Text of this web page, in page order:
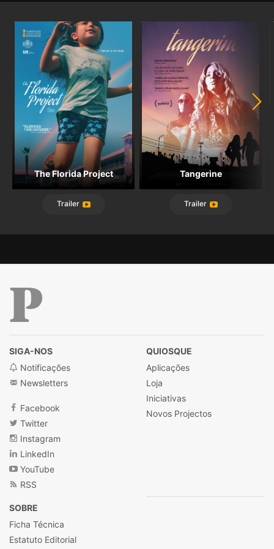
(em "oceuoinfernoeodesejo.blogspot.com")
The Florida Project
Trailer
Tangerine
Trailer
SIGA-NOS
Notificações
Newsletters
Facebook
Twitter
Instagram
LinkedIn
YouTube
RSS
QUIOSQUE
Aplicações
Loja
Iniciativas
Novos Projectos
SOBRE
Ficha Técnica
Estatuto Editorial